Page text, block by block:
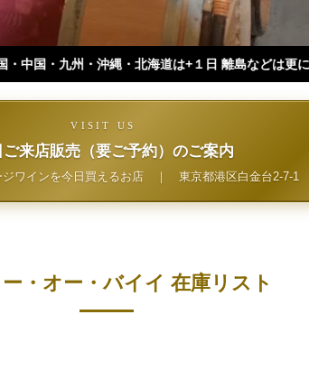
１日 離島などは更に+ となります。）
VISIT US
ご来店販売（要ご予約）のご案内
ワインを今日買えるお店｜ 東京都港区白金台2-7-1
・オー・バイイ 在庫リスト